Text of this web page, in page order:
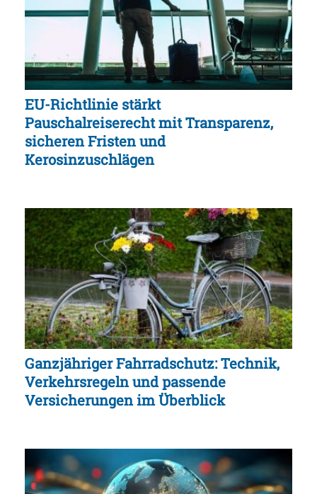
EU-Richtlinie stärkt
Pauschalreiserecht mit Transparenz,
sicheren Fristen und
Kerosinzuschlägen
Ganzjähriger Fahrradschutz: Technik,
Verkehrsregeln und passende
Versicherungen im Überblick